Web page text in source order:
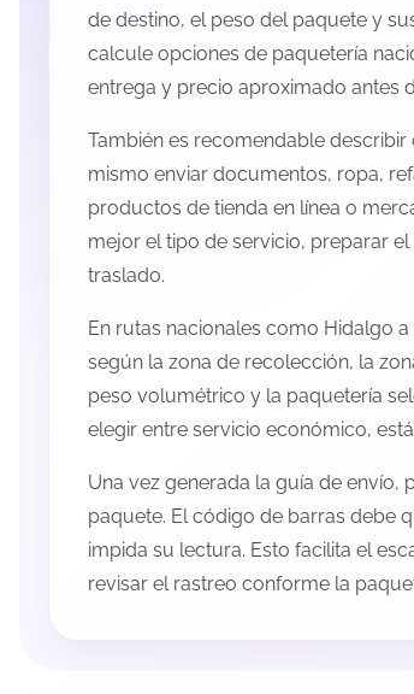
de destino, el peso del paquete y
calcule opciones de paquetería
entrega y precio aproximado antes
También es recomendable
mismo enviar documentos, ropa,
productos de tienda en línea o
mejor el tipo de servicio, preparar
traslado.
En rutas nacionales como Hidalgo
según la zona de recolección, la
peso volumétrico y la paquetería
elegir entre servicio económico,
Una vez generada la guía de
paquete. El código de barras debe
impida su lectura. Esto facilita el
revisar el rastreo conforme la